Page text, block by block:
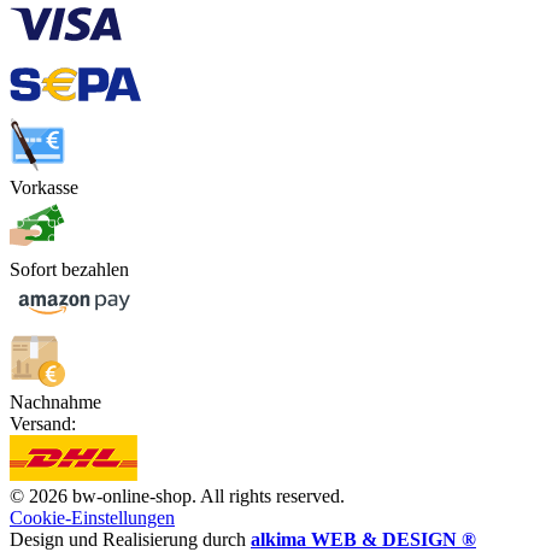
Vorkasse
Sofort bezahlen
Nachnahme
Versand:
© 2026 bw-online-shop. All rights reserved.
Cookie-Einstellungen
Design und Realisierung durch alkima WEB & DESIGN ®